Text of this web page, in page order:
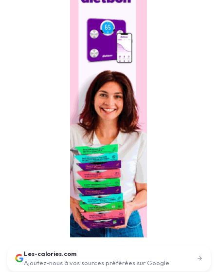
Les-calories.com
Ajoutez-nous à vos sources préférées sur Google